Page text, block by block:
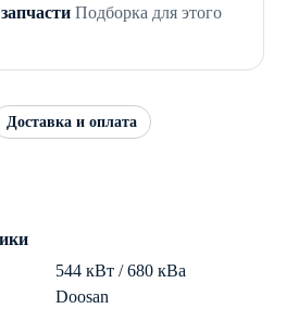
Подборка для этого
Доставка и оплата
544 кВт / 680 кВа
Doosan